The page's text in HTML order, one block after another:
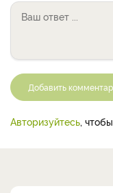
Добавить
Авторизуйтесь,